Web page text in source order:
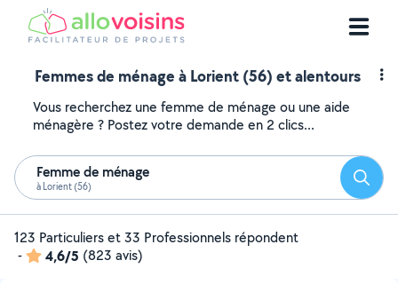
Femmes de ménage à Lorient (56) et alentours
Vous recherchez une femme de ménage ou une aide
ménagère ? Postez votre demande en 2 clics...
Femme de ménage
à Lorient (56)
123 Particuliers et 33 Professionnels répondent
-
4,6/5 (823 avis)